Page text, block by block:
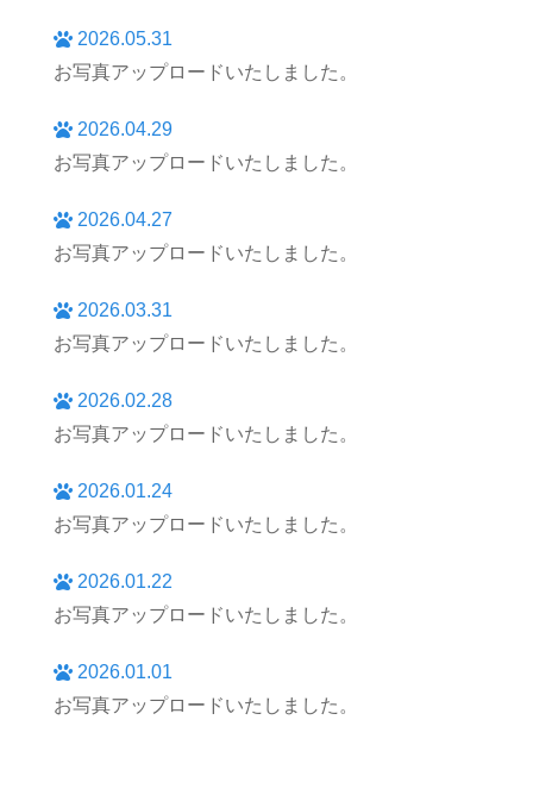
2026.05.31
お写真アップロードいたしました。
2026.04.29
お写真アップロードいたしました。
2026.04.27
お写真アップロードいたしました。
2026.03.31
お写真アップロードいたしました。
2026.02.28
お写真アップロードいたしました。
2026.01.24
お写真アップロードいたしました。
2026.01.22
お写真アップロードいたしました。
2026.01.01
お写真アップロードいたしました。